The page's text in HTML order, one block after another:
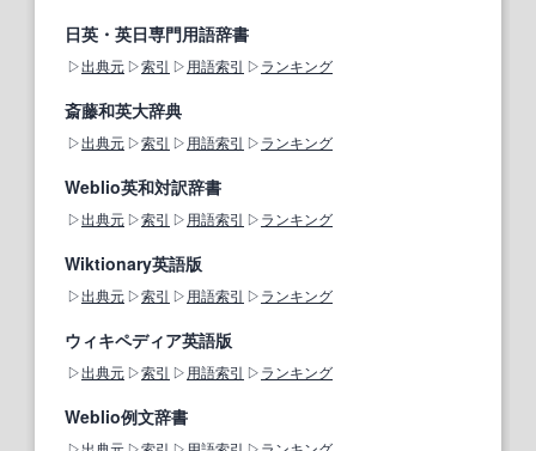
日英・英日専門用語辞書
出典元 索引 用語索引 ランキング
斎藤和英大辞典
出典元 索引 用語索引 ランキング
Weblio英和対訳辞書
出典元 索引 用語索引 ランキング
Wiktionary英語版
出典元 索引 用語索引 ランキング
ウィキペディア英語版
出典元 索引 用語索引 ランキング
Weblio例文辞書